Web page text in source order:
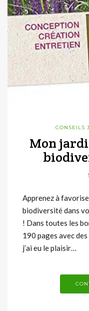
CONSEILS
Mon
Apprenez à
biodiversité dans
! Dans toutes les
190 pages avec
j’ai eu le plaisir…